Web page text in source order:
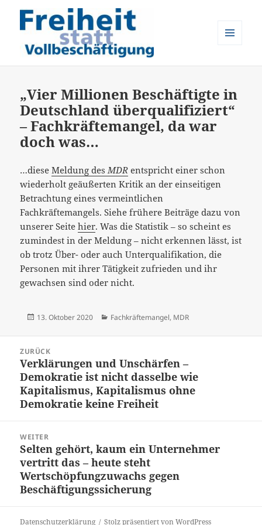
„Vier Millionen Beschäftigte in
Deutschland überqualifiziert“
– Fachkräftemangel, da war
doch was…
…dieseMeldung des MDR entspricht einer schon
wiederholt geäußerten Kritik an der einseitigen
Betrachtung eines vermeintlichen
Fachkräftemangels. Siehe frühere Beiträge dazu von
unserer Seitehier. Was die Statistik – so scheint es
zumindest in der Meldung – nicht erkennen lässt, ist
ob trotz Über- oder auch Unterqualifikation, die
Personen mit ihrer Tätigkeit zufrieden und ihr
gewachsen sind oder nicht.
Veröffentlicht
13. Oktober 2020 Kategorien
Fachkräftemangel, MDR
Navigation
ZURÜCK
Vorheriger
Beitrag:
Verklärungen und Unschärfen –
Demokratie ist nicht dasselbe wie
Kapitalismus, Kapitalismus ohne
Demokratie keine Freiheit
WEITER
Nächster
Beitrag:
Selten gehört, kaum ein Unternehmer
vertritt das – heute steht
Wertschöpfungzuwachs gegen
Beschäftigungssicherung
Datenschutzerklärung Stolz präsentiert von WordPress